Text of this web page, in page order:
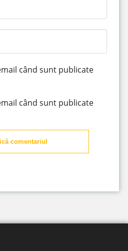
când sunt publicate
când sunt publicate
comentariul